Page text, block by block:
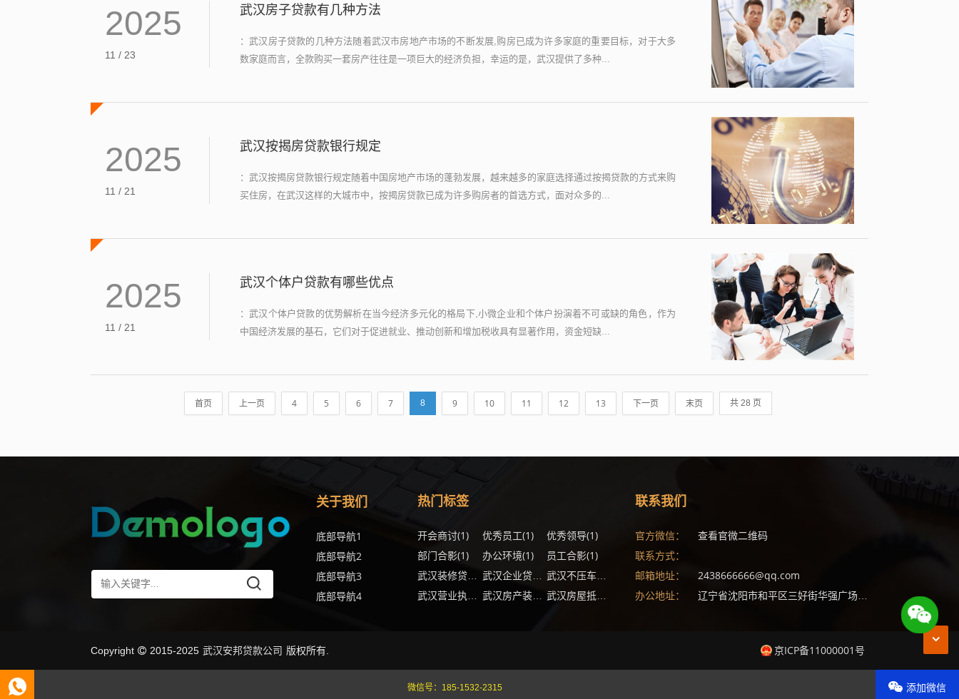
2025
11 / 23
武汉房子贷款有几种方法
：武汉房子贷款的几种方法随着武汉市房地产市场的不断发展,购房已成为许多家庭的重要目标，对于大多
数家庭而言，全款购买一套房产往往是一项巨大的经济负担，幸运的是，武汉提供了多种...
2025
11 / 21
武汉按揭房贷款银行规定
：武汉按揭房贷款银行规定随着中国房地产市场的蓬勃发展，越来越多的家庭选择通过按揭贷款的方式来购
买住房，在武汉这样的大城市中，按揭房贷款已成为许多购房者的首选方式，面对众多的...
2025
11 / 21
武汉个体户贷款有哪些优点
：武汉个体户贷款的优势解析在当今经济多元化的格局下,小微企业和个体户扮演着不可或缺的角色，作为
中国经济发展的基石，它们对于促进就业、推动创新和增加税收具有显著作用，资金短缺...
首页 上一页 4 5 6 7 8 9 10 11 12 13 下一页 末页 共 28 页
关于我们
底部导航1
底部导航2
底部导航3
底部导航4
热门标签
开会商讨(1) 优秀员工(1) 优秀领导(1)
部门合影(1) 办公环境(1) 员工合影(1)
武汉装修贷款办理流程 (1) 武汉企业贷款还款方式 (1) (1)
(1)
武汉房产装修贷款有哪些优点 (1)
联系我们
官方微信： 查看官微二维码
联系方式：
邮箱地址：
2438666666@qq.com
办公地址： 辽宁省沈阳市和平区三好街华强广场X座1808室
Copyright 2015-2025 武汉安邦贷款公司 版权所有. 京ICP备11000001号
微信号： 185-1532-2315 添加微信